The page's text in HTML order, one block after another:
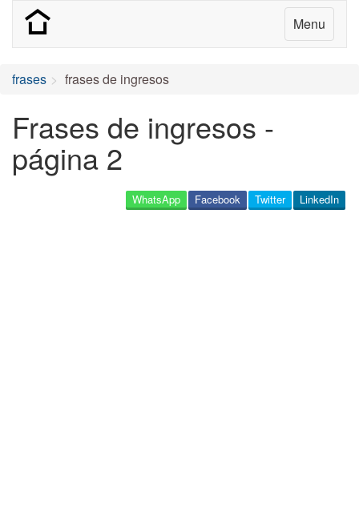
Menu
frases frases de ingresos
Frases de ingresos -
página 2
LinkedIn
Twitter
Facebook
WhatsApp